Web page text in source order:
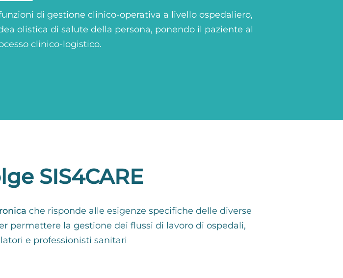
di gestione clinico-operativa a livello ospedaliero,
olistica di salute della persona, ponendo il paziente al
clinico-logistico.
SIS4CARE
che risponde alle esigenze specifiche delle diverse
permettere la gestione dei flussi di lavoro di ospedali,
e professionisti sanitari